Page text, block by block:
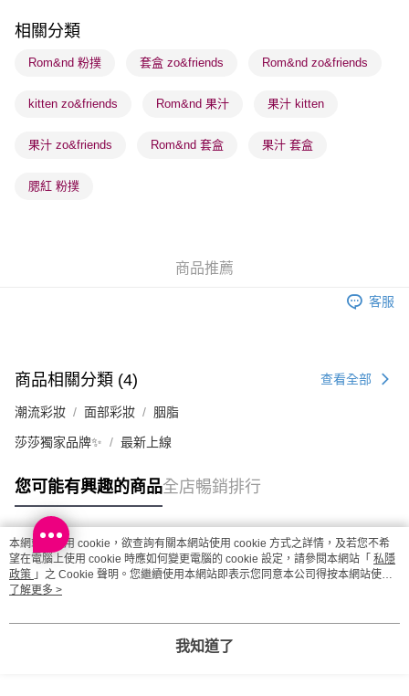
順豐站及營業點 - 確認發貨後1-3個工作天送達
物流公司進行物流配送
取。逾期會取消訂單，並不會安排重寄
取。逾期會取消訂單，並不會安排重寄
相關分類
Rom&nd 粉撲 套盒 zo&friends Rom&nd zo&friends
kitten zo&friends Rom&nd 果汁 果汁 kitten
果汁 zo&friends Rom&nd 套盒 果汁 套盒
腮紅 粉撲
商品推薦
客服
商品相關分類 (4) 查看全部
潮流彩妝 面部彩妝 胭脂
莎莎獨家品牌✨ 最新上線
您可能有興趣的商品全店暢銷排行
熱門標籤
熱銷排行
本網站中使用 cookie，欲查詢有關本網站使用 cookie 方式之詳情，及若您不希
望在電腦上使用 cookie 時應如何變更電腦的 cookie 設定，請參閱本網站「 私隱
政策 」之 Cookie 聲明。您繼續使用本網站即表示您同意本公司得按本網站使用
條款之 Cookie 聲明使用 cookie。
了解更多 >
我知道了